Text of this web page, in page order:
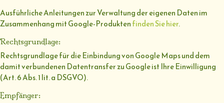
Ausführliche Anleitungen zur Verwaltung der eigenen Daten im
Zusammenhang mit Google-Produktenfinden Sie hier.
Rechtsgrundlage:
Rechtsgrundlage für die Einbindung von Google Maps und dem
damit verbundenen Datentransfer zu Google ist Ihre Einwilligung
(Art. 6 Abs. 1 lit. a DSGVO).
Empfänger: